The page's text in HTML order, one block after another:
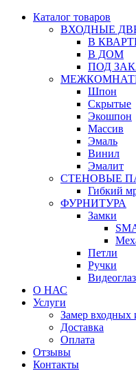
Каталог товаров
ВХОДНЫЕ
В
В ДОМ
ПОД
Шпон
Скрытые
Экошпон
Массив
Эмаль
Винил
Эмалит
СТЕНОВЫЕ
Гибкий
ФУРНИТУРА
Замки
Петли
Ручки
О НАС
Услуги
Замер входных
Доставка
Оплата
Отзывы
Контакты